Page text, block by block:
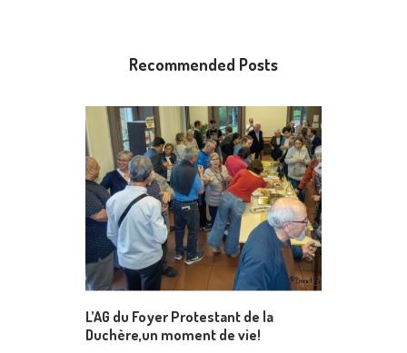
Recommended Posts
L’AG du Foyer Protestant de la
Duchère,un moment de vie!